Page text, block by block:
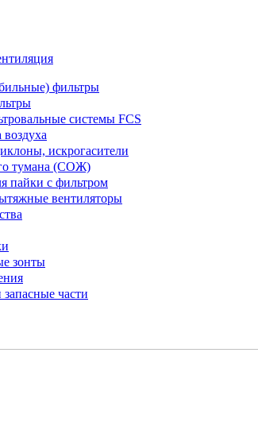
фильтры
системы FCS
искрогасители
тумана (СОЖ)
пайки с фильтром
вентиляторы
зонты
части